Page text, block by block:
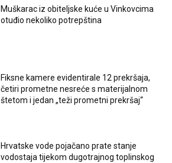
Muškarac iz obiteljske kuće u Vinkovcima
otuđio nekoliko potrepština
Fiksne kamere evidentirale 12 prekršaja,
četiri prometne nesreće s materijalnom
štetom i jedan „teži prometni prekršaj“
Hrvatske vode pojačano prate stanje
vodostaja tijekom dugotrajnog toplinskog